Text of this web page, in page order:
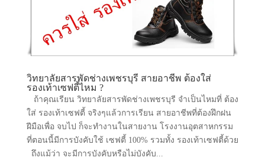
วิทยาลัยสารพัดช่างเพชรบุรี สายอาชีพ ต้องใส่
รองเท้าเซฟตี้ไหม ?
ถ้าคุณเรียน วิทยาลัยสารพัดช่างเพชรบุรี จำเป็นไหมที่ ต้อง
ใส่ รองเท้าเซฟตี้ จริงๆแล้วการเรียน สายอาชีพที่ต้องฝึกฝน
ฝีมือเพื่อ จบไป ก็จะทำงานในสายงาน โรงงานอุตสาหกรรม
ที่ตอนนี้มีการบังคับใช้ เซฟตี้ 100% รวมทั้ง รองเท้าเซฟตี้ด้วย
ถึงแม้ว่า จะมีการบังคับหรือไม่บังคับ...